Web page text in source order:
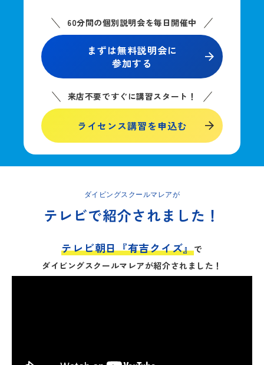
60分間の個別説明会を毎日開催中
まずは無料説明会に
参加する
来店不要ですぐに講習スタート！
ライセンス講習を申込む
ダイビングスクールマレアが
テレビで紹介されました！
テレビ朝日『有吉クイズ』で
ダイビングスクールマレアが紹介されました！